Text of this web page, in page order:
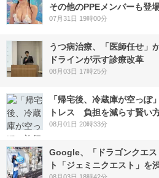
その他のPPEメンバーも登
07月31日 19時00分
うつ病治療、「医師任せ
ドラインが示す診療改革
08月03日 17時25分
「帰宅後、冷蔵庫が空っぽ
トレス 負担を減らす賢い
08月01日 20時33分
Google、「ドラゴンクエ
ト「ジェミニクエスト」を